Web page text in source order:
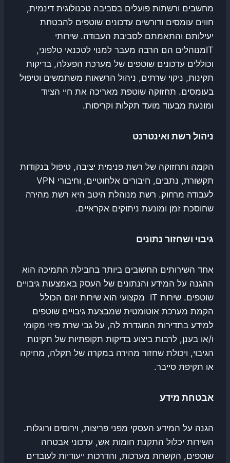
מחשבים ורשתות פועלים בסביבה טכנולוגית דינמית,
חווים עומסים ודורשים עדכונים שוטפים להבטחת
יעילותם והתאמתם לסביבת העבודה. שירותי
ITמנוהלים הם הרבה מעבר למנוי לטכנאי טלפוני,
וכוללים עדכונים שוטפים של מערכת הפעלה, בדיקות
תקינות, ניקוי שרתים, ניהול הרשאות משתמשים וטיפול
בעומסים. תחזוקה שוטפת מאריכה את חיי הציוד
ומונעת מבעוד מועד תקלות וקריסות.
ניהול רשת ואינטרנט
הקמה ותחזוקה של רשת פנימית יציבה, טיפול בנקודות
תקשורת, נתבים, חיבורים אלחוטיים, וחיבורי VPN
לעבודה מרחוק. רשת מנוהלת היטב היא רשת מהירה
שחוסכת זמן ומונעת ניתוקים אקראיים.
גיבוי ושחזור נתונים
אחד השירותים החשובים ביותר בחבילת התמיכה הוא
ההגנה על המידע והנתונים של העסק באמצעות גיבויים
שוטפים. שירות IT מקצועי הוא שירות יוזם הכולל
הקמת מערכת אוטומטית שמבצעת גיבויים שוטפים
למידע בתדירות המוגדרת לה, על גבי שרת פיזי מקומי
ו/או בענן, לרבות ביצוע בדיקות תקופתיות של תקינות
הגיבוי, ויכולת שחזור מהירה במקרה של תקלה, מחיקה
או תקיפת סייבר.
אבטחת מידע
הגנה על המידע העסקי מפני פריצות, וירוסים ורוגלות.
השירות יכלול התקנת חומות אש, עדכוני אבטחה
שוטפים, הקשחת מערכות, והדרכות ייעודיות לעובדים